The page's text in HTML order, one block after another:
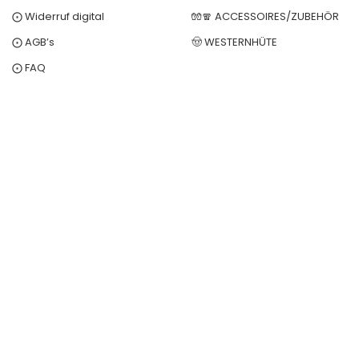
⨀ Widerruf digital
⨀ AGB’s
⨀ FAQ
🧤🧣 ACCESSOIRES/ZUBEHÖR
🤠 WESTERNHÜTE